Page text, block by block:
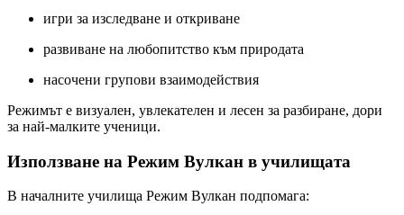
игри за изследване и откриване
развиване на любопитство към природата
насочени групови взаимодействия
Режимът е визуален, увлекателен и лесен за разбиране, дори
за най-малките ученици.
Използване на Режим Вулкан в училищата
В началните училища Режим Вулкан подпомага: